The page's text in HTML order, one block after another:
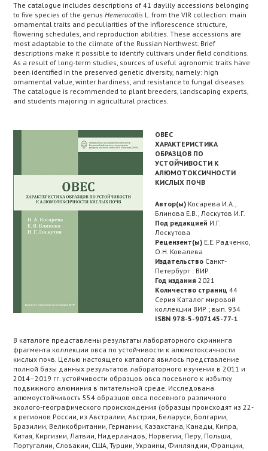
The catalogue includes descriptions of 41 daylily accessions belonging
to five species of the genusHemerocallis L. from the VIR collection: main
ornamental traits and peculiarities of the inflorescence structure,
flowering schedules, and reproduction abilities. These accessions are
most adaptable to the climate of the Russian Northwest. Brief
descriptions make it possible to identify cultivars under field conditions.
As a result of long-term studies, sources of useful agronomic traits have
been identified in the preserved genetic diversity, namely: high
ornamental value, winter hardiness, and resistance to fungal diseases.
The catalogue is recommended to plant breeders, landscaping experts,
and students majoring in agricultural practices.
ОВЕС
ХАРАКТЕРИСТИКА
ОБРАЗЦОВ ПО
УСТОЙЧИВОСТИ К
АЛЮМОТОКСИЧНОСТИ
КИСЛЫХ ПОЧВ
Автор(ы) Косарева И.А.,
Блинова Е.В., Лоскутов И.Г.
Под редакцией И.Г.
Лоскутова
Рецензент(ы) Е.Е. Радченко,
О.Н. Ковалева
Издательство Санкт-
Петербург : ВИР
Год издания 2021
Количество страниц 44
Серия Каталог мировой
коллекции ВИР ; вып. 934
ISBN 978-5-907145-77-1
В каталоге представлены результаты лабораторного скрининга
фрагмента коллекции овса по устойчивости к алюмотоксичности
кислых почв. Целью настоящего каталога явилось представление
полной базы данных результатов лабораторного изучения в 2011 и
2014–2019 гг. устойчивости образцов овса посевного к избытку
подвижного алюминия в питательной среде. Исследована
алюмоустойчивость 554 образцов овса посевного различного
эколого-географического происхождения (образцы происходят из 22-
х регионов России, из Австралии, Австрии, Беларуси, Болгарии,
Бразилии, Великобритании, Германии, Казахстана, Канады, Кипра,
Китая, Киргизии, Латвии, Нидерландов, Норвегии, Перу, Польши,
Португалии, Словакии, США, Турции, Украины, Финляндии, Франции,